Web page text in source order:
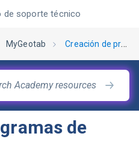
de soporte técnico
MyGeotab Creación de programas de mantenimiento
de